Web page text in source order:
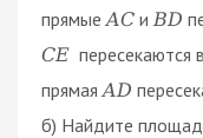
прямые AC и BD
CE пересекаются
прямая AD
б) Найдите